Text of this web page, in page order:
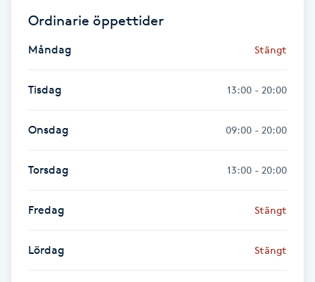
Gelenaglar
Gellack med förstärkning
Gravidmassage
Gravidyoga
Gruppträning
Gua Sha-massage
Ordinarie öppettider
Måndag Stängt
Tisdag 13:00 - 20:00
Onsdag 09:00 - 20:00
Torsdag 13:00 - 20:00
Fredag Stängt
Lördag Stängt